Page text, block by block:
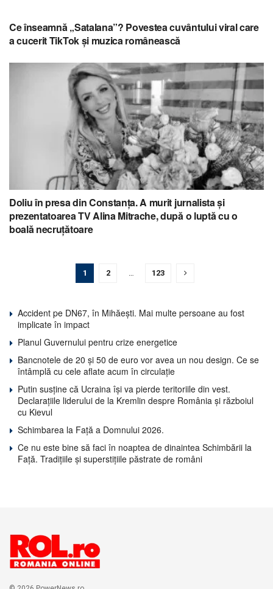
Ce înseamnă „Satalana”? Povestea cuvântului viral care
a cucerit TikTok și muzica românească
Doliu în presa din Constanța. A murit jurnalista și
prezentatoarea TV Alina Mitrache, după o luptă cu o
boală necruțătoare
1 2 … 123
Accident pe DN67, în Mihăești. Mai multe persoane au fost
implicate în impact
Planul Guvernului pentru crize energetice
Bancnotele de 20 și 50 de euro vor avea un nou design. Ce se
întâmplă cu cele aflate acum în circulație
Putin susține că Ucraina își va pierde teritoriile din vest.
Declarațiile liderului de la Kremlin despre România și războiul
cu Kievul
Schimbarea la Față a Domnului 2026.
Ce nu este bine să faci în noaptea de dinaintea Schimbării la
Față. Tradițiile și superstițiile păstrate de români